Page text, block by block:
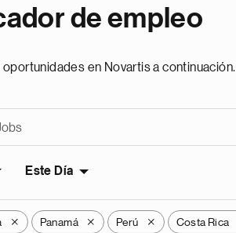
de empleo
oportunidades en Novartis a continuación.
Este Día
X Panamá X Perú X Costa Rica